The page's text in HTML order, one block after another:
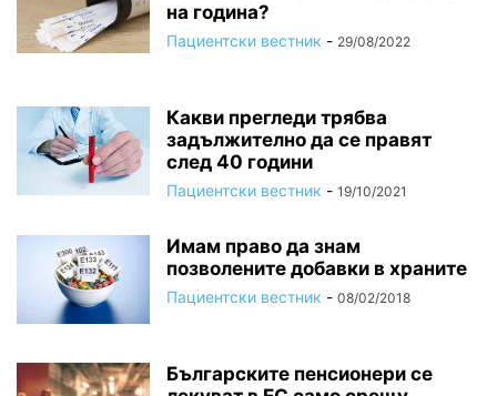
на година?
Пациентски вестник - 29/08/2022
Какви прегледи трябва
задължително да се правят
след 40 години
Пациентски вестник - 19/10/2021
Имам право да знам
позволените добавки в храните
Пациентски вестник - 08/02/2018
Българските пенсионери се